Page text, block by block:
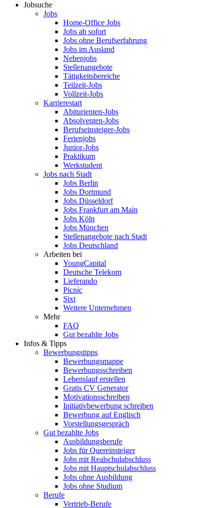
Jobsuche
Jobs
Home-Office Jobs
Jobs ab sofort
Jobs ohne Berufserfahrung
Jobs im Ausland
Nebenjobs
Stellenangebote
Tätigkeitsbereiche
Teilzeit-Jobs
Vollzeit-Jobs
Karrierestart
Abiturienten-Jobs
Absolventen-Jobs
Berufseinsteiger-Jobs
Ferienjobs
Junior-Jobs
Praktikum
Werkstudent
Jobs nach Stadt
Jobs Berlin
Jobs Dortmund
Jobs Düsseldorf
Jobs Frankfurt am Main
Jobs Köln
Jobs München
Stellenangebote nach Stadt
Jobs Deutschland
Arbeiten bei
YoungCapital
Deutsche Telekom
Lieferando
Picnic
Sixt
Weitere Unternehmen
Mehr
FAQ
Gut bezahlte Jobs
Infos & Tipps
Bewerbungstipps
Bewerbungsmappe
Bewerbungsschreiben
Lebenslauf erstellen
Gratis CV Generator
Motivationsschreiben
Initiativbewerbung schreiben
Bewerbung auf Englisch
Vorstellungsgespräch
Gut bezahlte Jobs
Ausbildungsberufe
Jobs für Quereinsteiger
Jobs mit Realschulabschluss
Jobs mit Hauptschulabschluss
Jobs ohne Ausbildung
Jobs ohne Studium
Berufe
Vertrieb-Berufe